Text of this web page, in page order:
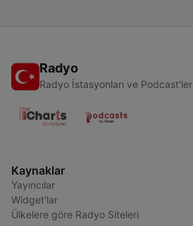
Radyo
Radyo İstasyonları ve Podcast'ler
Kaynaklar
Yayıncılar
Widget'lar
Ülkelere göre Radyo Siteleri